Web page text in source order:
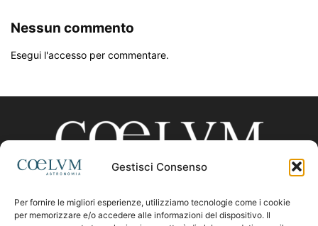
Gestisci Consenso
Per fornire le migliori esperienze, utilizziamo tecnologie come i cookie
per memorizzare e/o accedere alle informazioni del dispositivo. Il
Nessun commento
Esegui l'accesso per commentare.
CHI SIAMO